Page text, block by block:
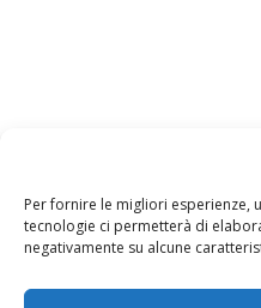
Per fornire le migliori esperienze,
tecnologie ci permetterà di
negativamente su alcune